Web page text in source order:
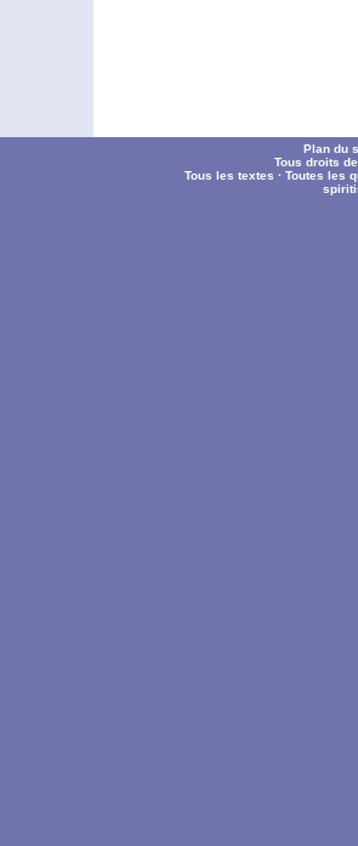
Plan du
Tous droits
Tous les textes ·Toutes les